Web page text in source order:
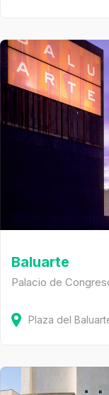
Baluarte
Palacio de
Plaza del